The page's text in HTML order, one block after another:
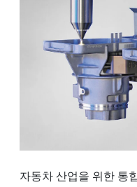
자동차 산업을 위한 통